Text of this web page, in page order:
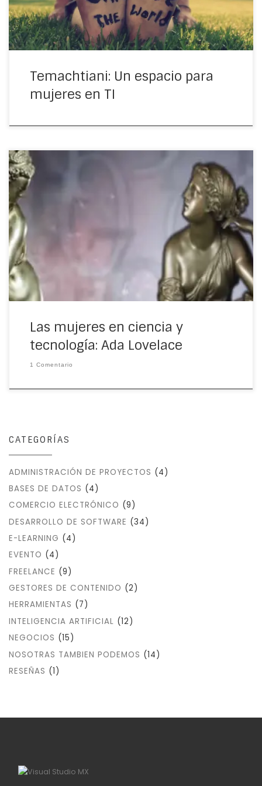
Temachtiani: Un espacio para
mujeres en TI
Les comparto este video que espero sirva de inspiración,
muchas mujeres en la ciencia y tecnología, con menos
oportunidades que nosotras que hicieron grandes
descubrimientos 😉 Y hablando de mujeres […]
Las mujeres en ciencia y
tecnología: Ada Lovelace
1 Comentario
CATEGORÍAS
ADMINISTRACIÓN DE PROYECTOS (4)
BASES DE DATOS (4)
COMERCIO ELECTRÓNICO (9)
DESARROLLO DE SOFTWARE (34)
E-LEARNING (4)
EVENTO (4)
FREELANCE (9)
GESTORES DE CONTENIDO (2)
HERRAMIENTAS (7)
INTELIGENCIA ARTIFICIAL (12)
NEGOCIOS (15)
NOSOTRAS TAMBIEN PODEMOS (14)
RESEÑAS (1)